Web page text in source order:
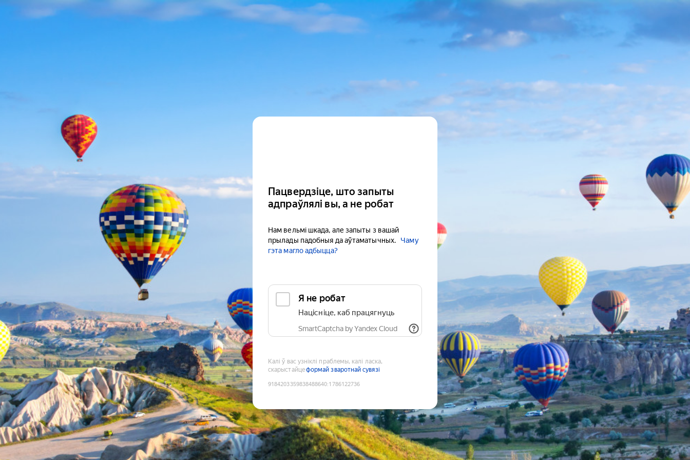
Пацвердзіце, што запыты
адпраўлялі вы, а не робат
Нам вельмі шкада, але запыты з вашай
прылады падобныя да аўтаматычных.
Чаму
гэта магло адбыцца?
Я не робат
Націсніце, каб працягнуць
SmartCaptcha by Yandex Cloud
Калі ў вас узніклі праблемы, калі ласка,
скарыстайцеформай зваротнай сувязі
9184203359838488640:1786122736